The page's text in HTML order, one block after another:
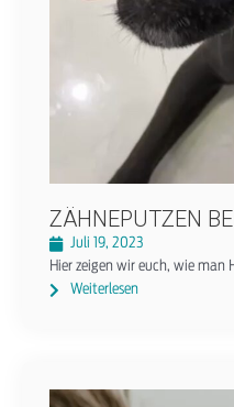
ZÄHNEPUTZEN
Juli 19, 2023
Hier zeigen wir euch, wie man
Weiterlesen